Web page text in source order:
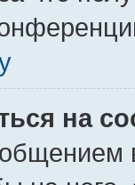
на